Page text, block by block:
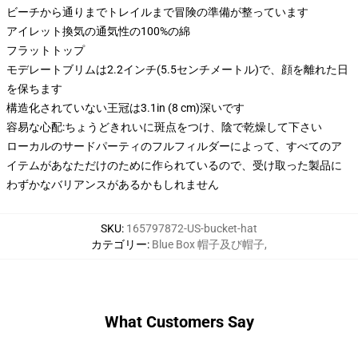
ビーチから通りまでトレイルまで冒険の準備が整っています
アイレット換気の通気性の100%の綿
フラットトップ
モデレートブリムは2.2インチ(5.5センチメートル)で、顔を離れた日
を保ちます
構造化されていない王冠は3.1in (8 cm)深いです
容易な心配:ちょうどきれいに斑点をつけ、陰で乾燥して下さい
ローカルのサードパーティのフルフィルダーによって、すべてのア
イテムがあなただけのために作られているので、受け取った製品に
わずかなバリアンスがあるかもしれません
SKU: 165797872-US-bucket-hat
カテゴリー: Blue Box 帽子及び帽子,
What Customers Say